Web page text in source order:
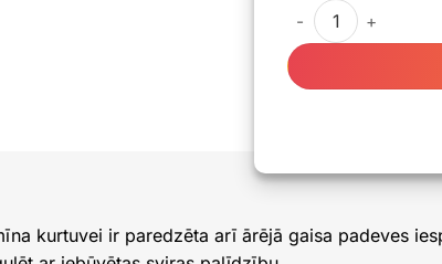
Kamīna kurtuve
kurtuvei ir paredzēta arī ārējā gaisa padeves